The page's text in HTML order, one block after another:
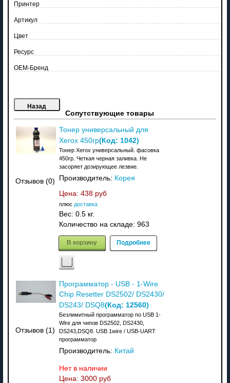
Принтер
Артикул
Цвет
Ресурс
OEM-Бренд
Сопутствующие товары
Отзывов (0)
Тонер универсальный для
Xerox 450гр(Код: 1042)
Тонер Xerox универсальный. фасовка
450гр. Четкая черная заливка. Не
засоряет дозирующее лезвие.
Производитель: Корея
Цена: 438 руб
плюс доставка
Вес: 0.5 кг.
Количество на складе: 963
В корзину Подробнее
Отзывов (1)
Программатор - USB - 1-Wire
Chip Resetter DS2502/ DS2430/
DS243/ DSQ8(Код: 12560)
Безлимитный программатор по USB 1-
Wire для чипов DS2502, DS2430,
DS243,DSQ8. USB 1wire / USB-UART
программатор
Производитель: Китай
Нет в наличии
Цена: 3000 руб